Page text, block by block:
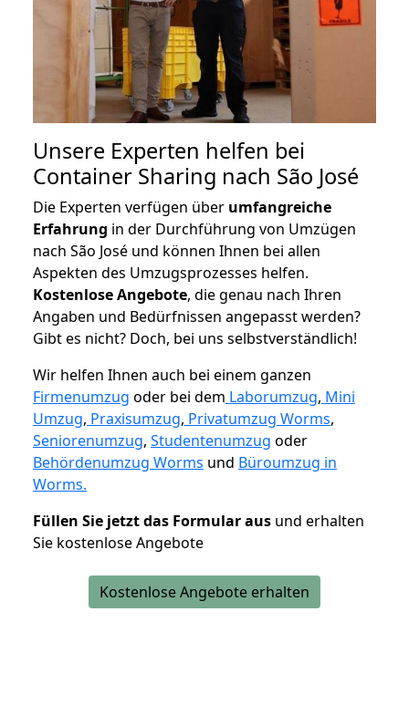
Unsere Experten helfen bei
Container Sharing nach São José
Die Experten verfügen über umfangreiche
Erfahrung in der Durchführung von Umzügen
nach São José und können Ihnen bei allen
Aspekten des Umzugsprozesses helfen.
Kostenlose Angebote, die genau nach Ihren
Angaben und Bedürfnissen angepasst werden?
Gibt es nicht? Doch, bei uns selbstverständlich!
Wir helfen Ihnen auch bei einem ganzen
Firmenumzug oder bei dem Laborumzug, Mini
Umzug, Praxisumzug, Privatumzug Worms,
Seniorenumzug, Studentenumzug oder
Behördenumzug Worms und Büroumzug in
Worms.
Füllen Sie jetzt das Formular aus und erhalten
Sie kostenlose Angebote
Kostenlose Angebote erhalten